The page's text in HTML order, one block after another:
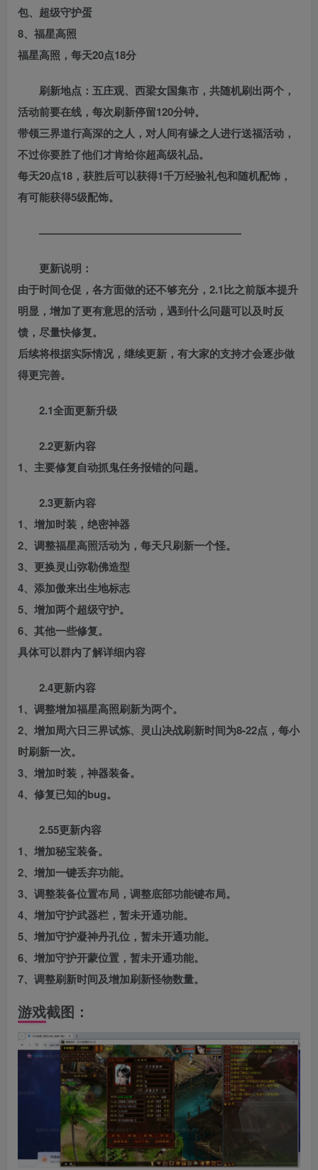
包、超级守护蛋
8、福星高照
福星高照，每天20点18分
刷新地点：五庄观、西梁女国集市，共随机刷出两个，
活动前要在线，每次刷新停留120分钟。
带领三界道行高深的之人，对人间有缘之人进行送福活动，
不过你要胜了他们才肯给你超高级礼品。
每天20点18，获胜后可以获得1千万经验礼包和随机配饰，
有可能获得5级配饰。
———————————————————
更新说明：
由于时间仓促，各方面做的还不够充分，2.1比之前版本提升
明显，增加了更有意思的活动，遇到什么问题可以及时反
馈，尽量快修复。
后续将根据实际情况，继续更新，有大家的支持才会逐步做
得更完善。
2.1全面更新升级
2.2更新内容
1、主要修复自动抓鬼任务报错的问题。
2.3更新内容
1、增加时装，绝密神器
2、调整福星高照活动为，每天只刷新一个怪。
3、更换灵山弥勒佛造型
4、添加傲来出生地标志
5、增加两个超级守护。
6、其他一些修复。
具体可以群内了解详细内容
2.4更新内容
1、调整增加福星高照刷新为两个。
2、增加周六日三界试炼、灵山决战刷新时间为8-22点，每小
时刷新一次。
3、增加时装，神器装备。
4、修复已知的bug。
2.55更新内容
1、增加秘宝装备。
2、增加一键丢弃功能。
3、调整装备位置布局，调整底部功能键布局。
4、增加守护武器栏，暂未开通功能。
5、增加守护凝神丹孔位，暂未开通功能。
6、增加守护开蒙位置，暂未开通功能。
7、调整刷新时间及增加刷新怪物数量。
游戏截图：